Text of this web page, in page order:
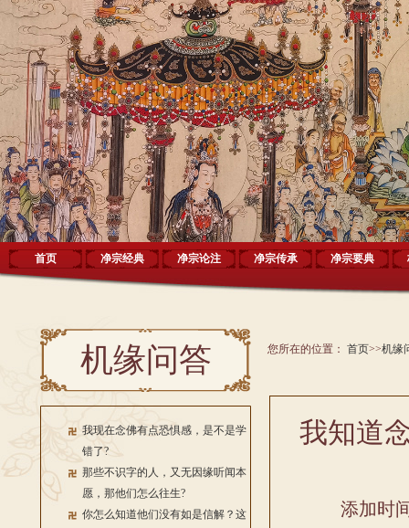
首页 净宗经典 净宗论注 净宗传承 净宗要典
机缘问答
我现在念佛有点恐惧感，是不是学
错了?
那些不识字的人，又无因缘听闻本
愿，那他们怎么往生?
你怎么知道他们没有如是信解？这
您所在的位置： 首页>>机缘
我知道
添加时